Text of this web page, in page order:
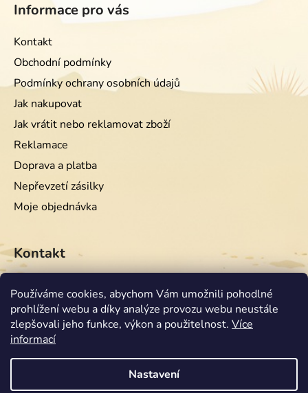
Používáme cookies, abychom Vám umožnili pohodlné
prohlížení webu a díky analýze provozu webu neustále
zlepšovali jeho funkce, výkon a použitelnost. Více
informací
Nastavení
Informace pro vás
Kontakt
Obchodní podmínky
Podmínky ochrany osobních údajů
Jak nakupovat
Jak vrátit nebo reklamovat zboží
Reklamace
Doprava a platba
Nepřevzetí zásilky
Moje objednávka
Kontakt
info @equiwest.cz
+420724001554